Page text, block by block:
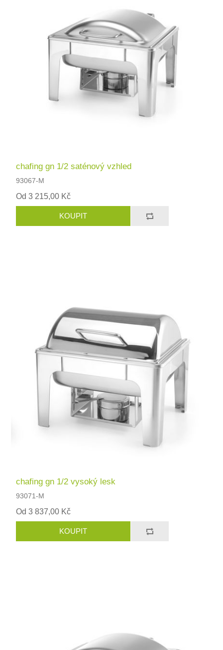
chafing gn 1/2 saténový vzhled
93067-M
Od 3 215,00 Kč
chafing gn 1/2 vysoký lesk
93071-M
Od 3 837,00 Kč